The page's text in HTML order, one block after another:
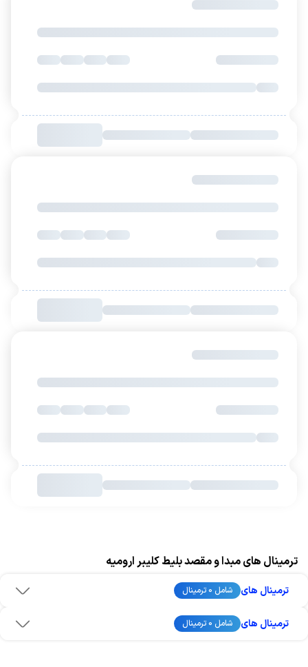
ترمینال های مبدا و مقصد بلیط کلیبر ارومیه
ترمینال های شامل 0 ترمینال
ترمینال های شامل 0 ترمینال